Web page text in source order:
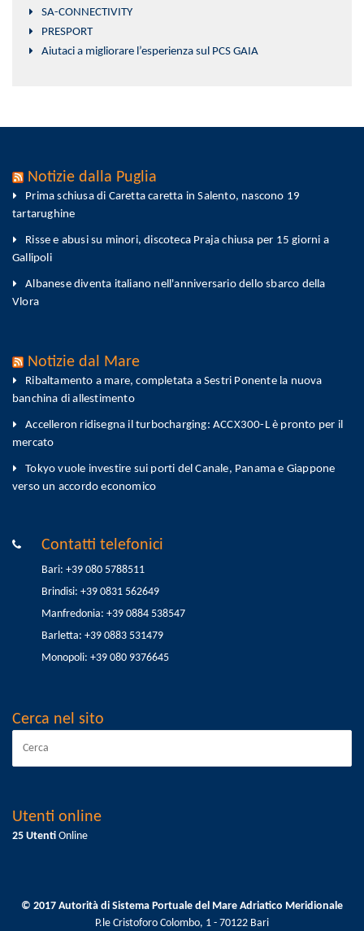
SA-CONNECTIVITY
PRESPORT
Aiutaci a migliorare l’esperienza sul PCS GAIA
Notizie dalla Puglia
Prima schiusa di Caretta caretta in Salento, nascono 19
tartarughine
Risse e abusi su minori, discoteca Praja chiusa per 15 giorni a
Gallipoli
Albanese diventa italiano nell'anniversario dello sbarco della
Vlora
Notizie dal Mare
Ribaltamento a mare, completata a Sestri Ponente la nuova
banchina di allestimento
Accelleron ridisegna il turbocharging: ACCX300-L è pronto per il
mercato
Tokyo vuole investire sui porti del Canale, Panama e Giappone
verso un accordo economico
Contatti telefonici
Bari: +39 080 5788511
Brindisi: +39 0831 562649
Manfredonia: +39 0884 538547
Barletta: +39 0883 531479
Monopoli: +39 080 9376645
Cerca nel sito
Utenti online
25 Utenti Online
© 2017 Autorità di Sistema Portuale del Mare Adriatico Meridionale
P.le Cristoforo Colombo, 1 - 70122 Bari